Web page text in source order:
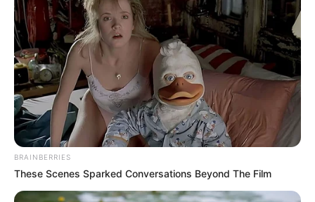
BRAINBERRIES
These Scenes Sparked Conversations Beyond The Film